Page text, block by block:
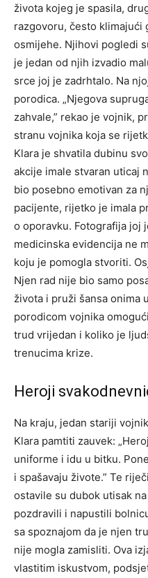
života kojeg je spasila,
razgovoru, često klimajući
osmijehe. Njihovi pogledi
je jedan od njih izvadio
srce joj je zadrhtalo. Na
porodica. „Njegova
zahvale,” rekao je vojnik,
stranu vojnika koja se
Klara je shvatila dubinu
akcije imale stvaran uticaj
bio posebno emotivan za
pacijente, rijetko je imala
o oporavku. Fotografija joj
medicinska evidencija ne
koju je pomogla stvoriti.
Njen rad nije bio samo
života i pruži šansa onima
porodicom vojnika
trud vrijedan i koliko je
trenucima krize.
Heroji
Na kraju, jedan stariji
Klara pamtiti zauvek:
uniforme i idu u bitku.
i spašavaju živote.” Te
ostavile su dubok utisak
pozdravili i napustili
sa spoznajom da je njen
nije mogla zamisliti. Ova
vlastitim iskustvom,